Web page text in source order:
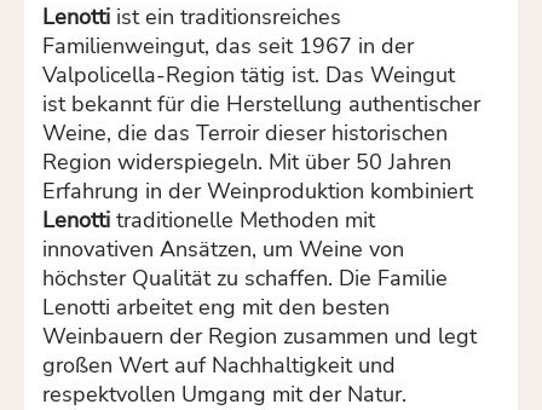
Lenotti ist ein traditionsreiches
Familienweingut, das seit 1967 in der
Valpolicella-Region tätig ist. Das Weingut
ist bekannt für die Herstellung authentischer
Weine, die das Terroir dieser historischen
Region widerspiegeln. Mit über 50 Jahren
Erfahrung in der Weinproduktion kombiniert
Lenotti traditionelle Methoden mit
innovativen Ansätzen, um Weine von
höchster Qualität zu schaffen. Die Familie
Lenotti arbeitet eng mit den besten
Weinbauern der Region zusammen und legt
großen Wert auf Nachhaltigkeit und
respektvollen Umgang mit der Natur.